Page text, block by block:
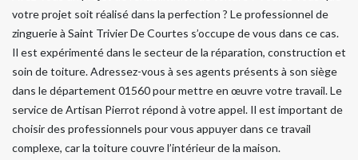
votre projet soit réalisé dans la perfection ? Le professionnel de
zinguerie à Saint Trivier De Courtes s’occupe de vous dans ce cas.
Il est expérimenté dans le secteur de la réparation, construction et
soin de toiture. Adressez-vous à ses agents présents à son siège
dans le département 01560 pour mettre en œuvre votre travail. Le
service de Artisan Pierrot répond à votre appel. Il est important de
choisir des professionnels pour vous appuyer dans ce travail
complexe, car la toiture couvre l’intérieur de la maison.